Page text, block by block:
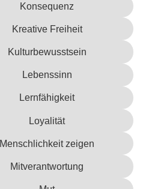
Konsequenz
Kreative Freiheit
Kulturbewusstsein
Lebenssinn
Lernfähigkeit
Loyalität
Menschlichkeit zeigen
Mitverantwortung